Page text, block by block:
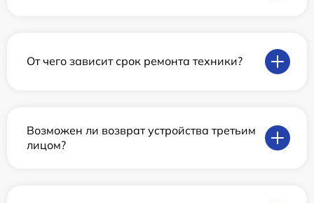
От чего зависит срок ремонта техники?
Возможен ли возврат устройства третьим
лицом?